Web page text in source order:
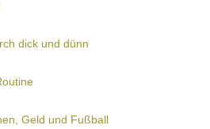
dick und dünn
Geld und Fußball